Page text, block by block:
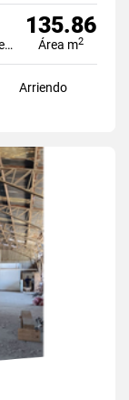
Estacionamiento
135.86
Área m2
Arriendo